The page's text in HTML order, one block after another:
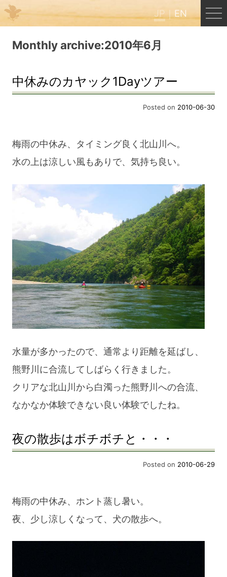
JP EN
Menu
JP EN
B&B Cafe ほんぐう
くまのバックパッカーズ
くまのエクスペリエンス
blog
Monthly archive:2010年6月
中休みのカヤック1Dayツアー
Posted on 2010-06-30
梅雨の中休み、タイミング良く北山川へ。
水の上は涼しい風もありで、気持ち良い。
水量が多かったので、通常より距離を延ばし、
熊野川に合流してしばらく行きました。
クリアな北山川から白濁った熊野川への合流、
なかなか体験できない良い体験でしたね。
夜の散歩はボチボチと・・・
Posted on 2010-06-29
梅雨の中休み、ホント蒸し暑い。
夜、少し涼しくなって、犬の散歩へ。